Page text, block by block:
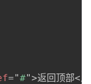
="#">返回顶部</